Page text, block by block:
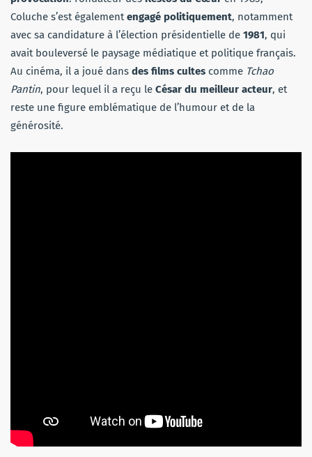
Coluche s’est égalementengagé politiquement, notamment
avec sa candidature à l’élection présidentielle de 1981, qui
avait bouleversé le paysage médiatique et politique français.
Au cinéma, il a joué dans des films cultes comme Tchao
Pantin, pour lequel il a reçu le César du meilleur acteur, et
reste une figure emblématique de l’humour et de la
générosité.